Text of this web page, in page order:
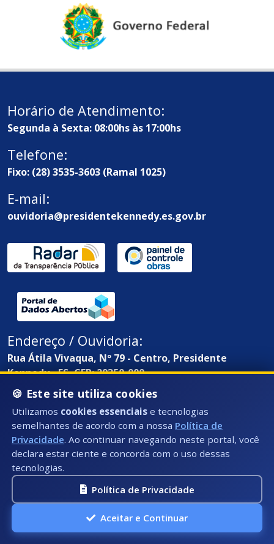
Horário de Atendimento:
Segunda à Sexta: 08:00hs às 17:00hs
Telefone:
Fixo: (28) 3535-3603 (Ramal 1025)
E-mail:
ouvidoria@presidentekennedy.es.gov.br
Endereço / Ouvidoria:
Rua Átila Vivaqua, Nº 79 - Centro, Presidente
Kennedy - ES, CEP: 29350-000
🍪 Este site utiliza cookies
Utilizamos cookies essenciais e tecnologias
semelhantes de acordo com a nossa Política de
Privacidade. Ao continuar navegando neste portal, você
declara estar ciente e concorda com o uso dessas
tecnologias.
Política de Privacidade
Aceitar e Continuar